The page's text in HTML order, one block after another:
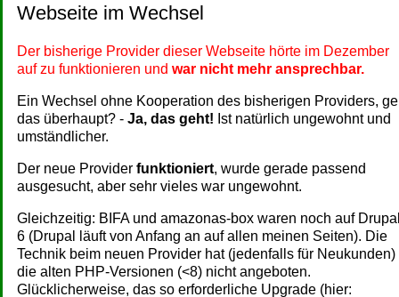
Webseite im Wechsel
Der bisherige Provider dieser Webseite hörte im Dezember
auf zu funktionieren und war nicht mehr ansprechbar.
Ein Wechsel ohne Kooperation des bisherigen Providers,
das überhaupt? - Ja, das geht! Ist natürlich ungewohnt und
umständlicher.
Der neue Provider funktioniert, wurde gerade passend
ausgesucht, aber sehr vieles war ungewohnt.
Gleichzeitig: BIFA und amazonas-box waren noch auf
6 (Drupal läuft von Anfang an auf allen meinen Seiten). Die
Technik beim neuen Provider hat (jedenfalls für Neukunden)
die alten PHP-Versionen (<8) nicht angeboten.
Glücklicherweise, das so erforderliche Upgrade (hier: